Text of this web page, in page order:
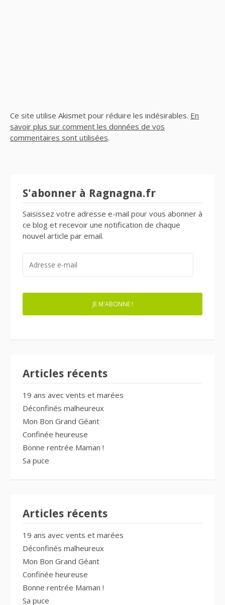
Ce site utilise Akismet pour réduire les indésirables. En
savoir plus sur comment les données de vos
commentaires sont utilisées.
S'abonner à Ragnagna.fr
Saisissez votre adresse e-mail pour vous abonner à
ce blog et recevoir une notification de chaque
nouvel article par email.
MAIL
JE M'ABONNE !
Articles récents
19 ans avec vents et marées
Déconfinés malheureux
Mon Bon Grand Géant
Confinée heureuse
Bonne rentrée Maman !
Sa puce
Articles récents
19 ans avec vents et marées
Déconfinés malheureux
Mon Bon Grand Géant
Confinée heureuse
Bonne rentrée Maman !
Sa puce